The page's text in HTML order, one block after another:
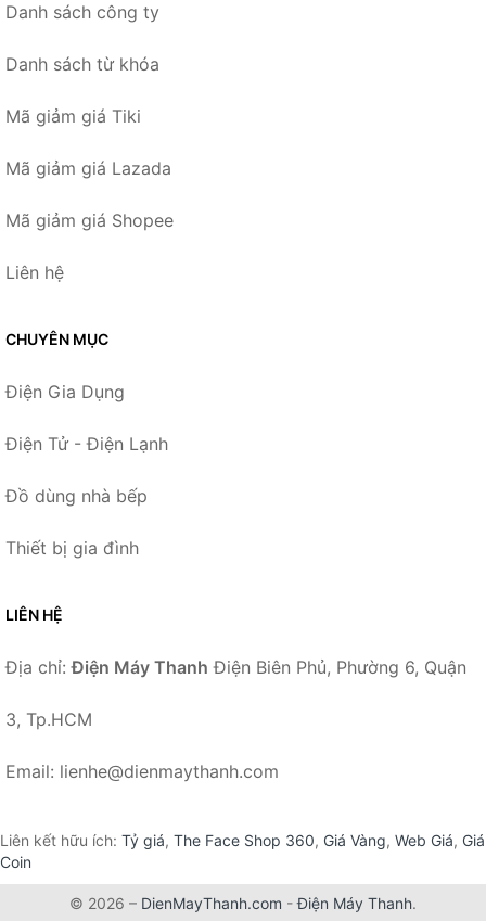
Danh sách công ty
Danh sách từ khóa
Mã giảm giá Tiki
Mã giảm giá Lazada
Mã giảm giá Shopee
Liên hệ
CHUYÊN MỤC
Điện Gia Dụng
Điện Tử - Điện Lạnh
Đồ dùng nhà bếp
Thiết bị gia đình
LIÊN HỆ
Địa chỉ:Điện Máy Thanh Điện Biên Phủ, Phường 6, Quận
3, Tp.HCM
Email: lienhe@dienmaythanh.com
Liên kết hữu ích: Tỷ giá, The Face Shop 360, Giá Vàng, Web Giá, Giá
Coin
© 2026 – DienMayThanh.com -Điện Máy Thanh.